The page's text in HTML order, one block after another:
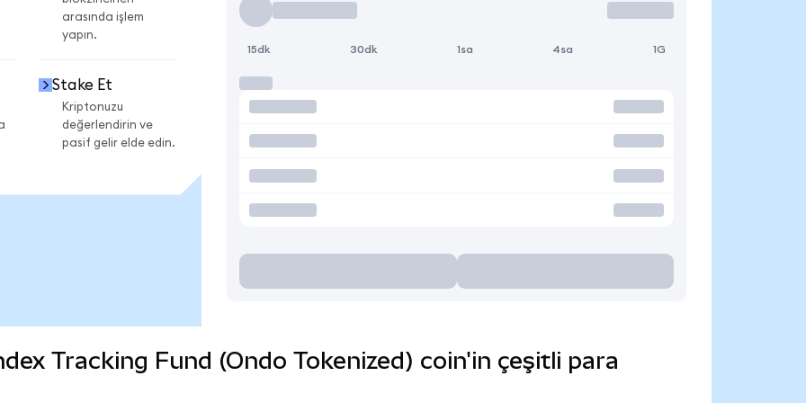
arasında işlem
yapın.
Stake Et
Kriptonuzu
değerlendirin ve
pasif gelir elde edin.
15dk 30dk 1sa 4sa 1G
Tracking Fund (Ondo Tokenized) coin'in çeşitli para